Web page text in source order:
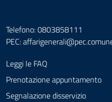
Telefono: 0803858111
PEC:
Leggi le FAQ
Prenotazione appuntamento
Segnalazione disservizio